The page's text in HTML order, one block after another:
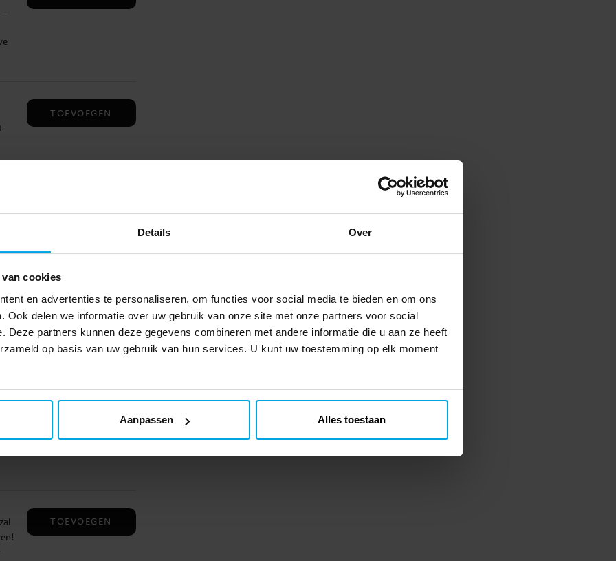
Details Over
cookies
en advertenties te personaliseren, om functies voor social media te bieden en om ons
Ook delen we informatie over uw gebruik van onze site met onze partners voor social
Deze partners kunnen deze gegevens combineren met andere informatie die u aan ze heeft
op basis van uw gebruik van hun services. U kunt uw toestemming op elk moment
Aanpassen Alles toestaan
TOEVOEGEN
in
BEKIJKEN
TOEVOEGEN
je
TOEVOEGEN